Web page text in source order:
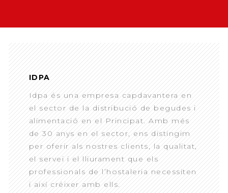
IDPA
Idpa és una empresa capdavantera en
el sector de la distribució de begudes i
alimentació en el Principat. Amb més
de 30 anys en el sector, ens distingim
per oferir als nostres clients, la qualitat,
el servei i el lliurament que els
professionals de l’hostaleria necessiten
i així créixer amb ells.